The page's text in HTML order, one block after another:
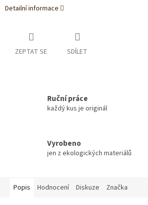
Detailní informace
ZEPTAT SE SDÍLET
Ruční práce
každý kus je originál
Vyrobeno
jen z ekologických materiálů
Popis Hodnocení Diskuze Značka